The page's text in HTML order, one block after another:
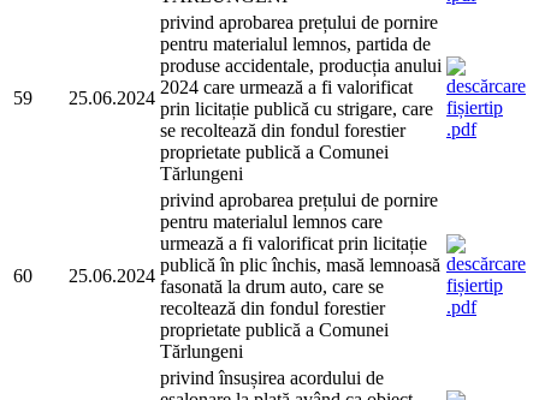
59 25.06.2024
privind aprobarea prețului de pornire
pentru materialul lemnos, partida de
produse accidentale, producția anului
2024 care urmează a fi valorificat
prin licitație publică cu strigare, care
se recoltează din fondul forestier
proprietate publică a Comunei
Tărlungeni
60 25.06.2024
privind aprobarea prețului de pornire
pentru materialul lemnos care
urmează a fi valorificat prin licitație
publică în plic închis, masă lemnoasă
fasonată la drum auto, care se
recoltează din fondul forestier
proprietate publică a Comunei
Tărlungeni
privind însușirea acordului de